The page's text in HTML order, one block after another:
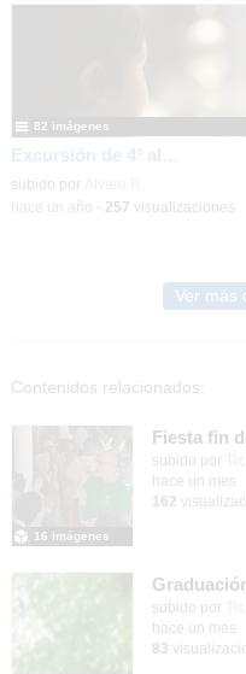
Excursión de 4º al museo Lázaro Galdiano
Contenido educativo.
subido por
82 imágenes
hace un año - 257 visualizaciones
Ver más
Contenidos relacionados:
Fiesta fin
subido por
16 imágenes
hace un mes
162
subido por
hace un mes
83